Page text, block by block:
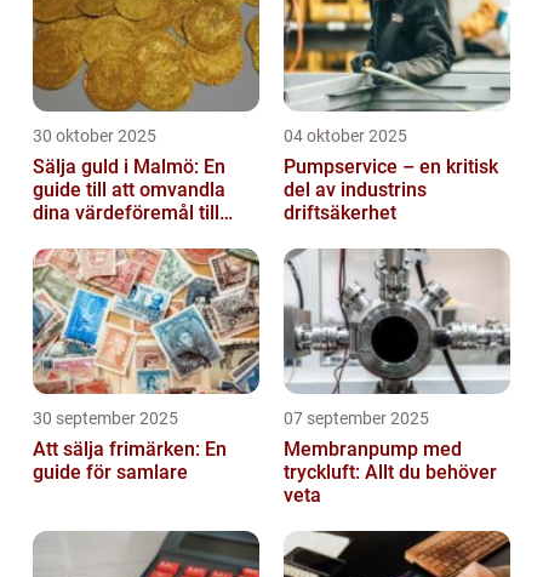
30 oktober 2025
Sälja guld i Malmö: En
guide till att omvandla
dina värdeföremål till
04 oktober 2025
Pumpservice – en kritisk
del av industrins
driftsäkerhet
30 september 2025
Att sälja frimärken: En
guide för samlare
07 september 2025
Membranpump med
tryckluft: Allt du behöver
veta